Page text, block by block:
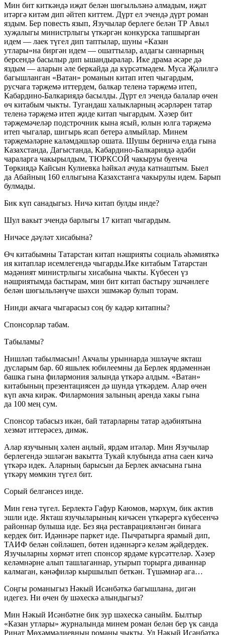
Мин бит киткәндә иҗат белән шөгыльләнә алмадым, иҗат
итәргә китәм дип әйтеп киттем. Дүрт ел эчендә дүрт роман
яздым. Бер повесть язып, Язучылар берлеге белән ТР Авыл
хуҗалыгы министрлыгы үткәргән конкурска тапшырган
идем — лаек түгел дип таптылар, шуны «Казан
утлары»на биргән идем — ошаттылар, алдагы саннарның
берсендә басылыр дип ышандыралар. Ике драма әсәре дә
яздым — аларын әле беркайда да күрсәтмәдем. Муса Җәлилгә
багышланган «Ватан» романын китап итеп чыгардым,
русчага тәрҗемә иттердем, балкар теленә тәрҗемә итеп,
Кабардино-Балкариядә басылды. Дүрт ел эчендә балалар өчен
өч китабым чыкты. Тугандаш халыкларның әсәрләрен татар
теленә тәрҗемә итеп җиде китап чыгардым. Хәзер бит
тәрҗемәчеләр подстрочник кына ясый, юлын юлга тәрҗемә
итеп чыгалар, шигырь ясап бетерә алмыйлар. Минем
тәрҗемәләрне каләмдәшләр ошата. Шушы берничә елда гына
Казахстанда, Дагыстанда, Кабардино-Балкариядә әдәби
чараларга чакырылдым, ТЮРКСОЙ чакыруы буенча
Төркиядә Кайсын Кулиевка һәйкәл ачуда катнаштым. Быел
да Абайның 160 еллыгына Казахстанга чакырулы идем. Барып
булмады.
Бик күп санадыгыз. Ничә китап булды инде?
Шул вакыт эчендә барлыгы 17 китап чыгардым.
Ничәсе дәүләт хисабына?
Өч китабымны Татарстан китап нәшрияты социаль әһәмияткә
ия китаплар исемлегендә чыгарды.Ике китабым Татарстан
мәдәният министрлыгы хисабына чыкты. Күбесен үз
нәшриятымда бастырам, мин бит китап бастыру эшчәнлеге
белән шөгыльләнүче шәхси эшмәкәр булып торам.
Нинди акчага чыгарасыз соң бу кадәр китапны?
Спонсорлар табам.
Табыламы?
Нишләп табылмасын! Акчалы урыннарда эшләүче якташ
дусларым бар. 60 яшьлек юбилеемны да Берлек ярдәменнән
башка гына филармония залында үткәрә алдым. «Ватан»
китабының презентациясен дә шунда үткәрдем. Алар өчен
күп акча кирәк. Филармония залының аренда хакы гына
да 100 мең сум.
Спонсор табасыз икән, бай татарларны татар әдәбиятына
хезмәт иттерәсез, димәк.
Алар язучының хәлен аңлый, ярдәм итәләр. Мин Язучылар
берлегендә эшләгән вакытта Тукай клубында атна саен кичә
үткәрә идек. Аларның барысын да Берлек акчасына гына
үткәрү мөмкин түгел бит.
Сорый белгәнсез инде.
Мин генә түгел. Берлектә Гафур Каюмов, мәрхүм, бик актив
эшли иде. Якташ язучыларының кичәсен үткәрергә күбесенчә
районнар булыша иде. Без яңа реставрацияләнгән бинага
кердек бит. Идәннәре паркет иде. Пычратырга ярамый дип,
ТАИФ белән сөйләшеп, бөтен идәннәргә келәм җәйдердек.
Язучыларны хөрмәт итеп спонсор ярдәме күрсәттеләр. Хәзер
келәмнәрне алып ташлаганнар, утырып торырга диваннар
калмаган, кәнәфиләр кыршылып беткән. Түшәмнәр ага…
Соңгы романыгыз Нәкый Исәнбәткә багышлана, дигән
идегез. Ни өчен бу шәхескә алындыгыз?
Мин Нәкый Исәнбәтне бик зур шәхескә саныйм. Былтыр
«Казан утлары» журналында минем роман белән бер үк санда
Ринат Мөхәммәдиевның романы чыкты. Ул Нәкый Исәнбәткә